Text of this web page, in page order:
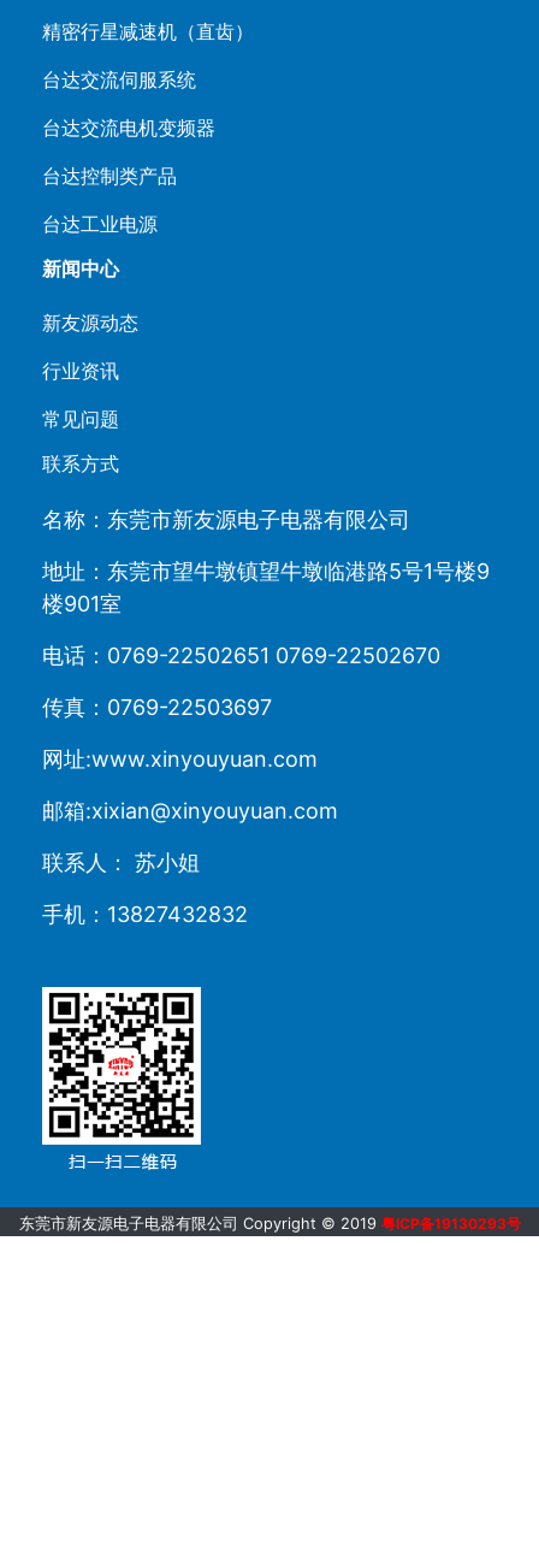
精密行星减速机（直齿）
台达交流伺服系统
台达交流电机变频器
台达控制类产品
台达工业电源
新闻中心
新友源动态
行业资讯
常见问题
联系方式
名称：东莞市新友源电子电器有限公司
地址：东莞市望牛墩镇望牛墩临港路5号1号楼9
楼901室
电话：0769-22502651 0769-22502670
传真：0769-22503697
网址:www.xinyouyuan.com
邮箱:xixian@xinyouyuan.com
联系人： 苏小姐
手机：13827432832
东莞市新友源电子电器有限公司 Copyright © 2019 粤ICP备19130293号